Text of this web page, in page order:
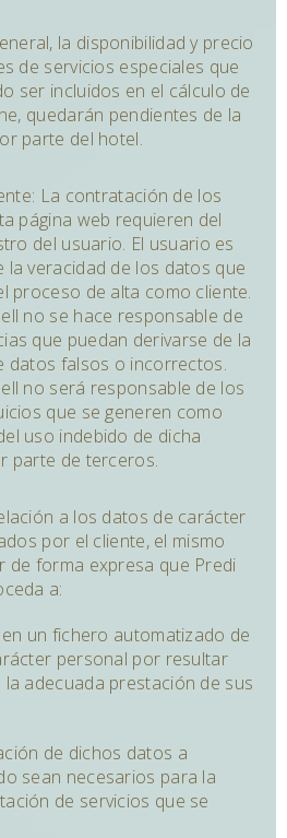
la disponibilidad y precio
de servicios especiales que
ser incluidos en el cálculo de
quedarán pendientes de la
parte del hotel.
La contratación de los
página web requieren del
del usuario. El usuario es
la veracidad de los datos que
proceso de alta como cliente.
no se hace responsable de
que puedan derivarse de la
datos falsos o incorrectos.
no será responsable de los
que se generen como
uso indebido de dicha
parte de terceros.
a los datos de carácter
por el cliente, el mismo
de forma expresa que Predi
a:
un fichero automatizado de
personal por resultar
adecuada prestación de sus
de dichos datos a
sean necesarios para la
de servicios que se